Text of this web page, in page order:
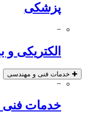
پزشکی
−
الکتریکی و
✚ خدمات فنی و مهندسی
−
خدمات